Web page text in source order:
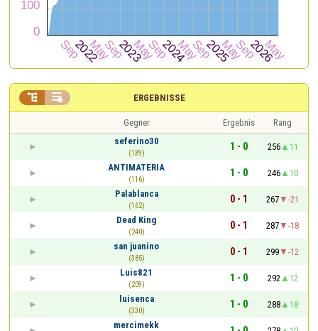
ERGEBNISSE
 
Gegner Ergebnis
Rang
seferino30
(139)
1 - 0 256
11
ANTIMATERIA
(116)
1 - 0 246
10
Palablanca
(162)
0 - 1 267
-21
Dead King
(240)
0 - 1 287
-18
san juanino
(385)
0 - 1 299
-12
Luis821
(209)
1 - 0 292
12
luisenca
(330)
1 - 0 288
18
mercimekk